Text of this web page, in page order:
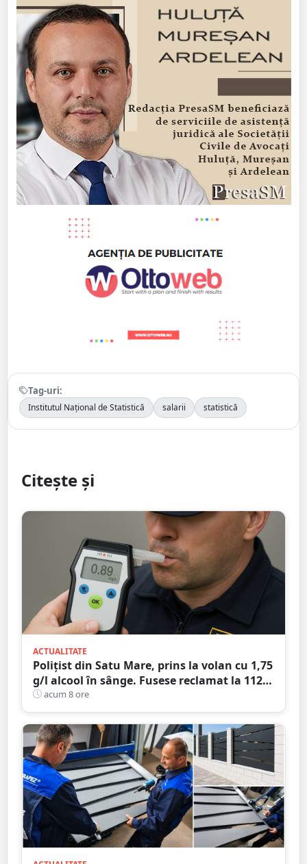
Tag-uri:
Institutul Național de Statistică salarii statistică
Citește și
ACTUALITATE
Polițist din Satu Mare, prins la volan cu 1,75
g/l alcool în sânge. Fusese reclamat la 112
că circula pe contrasens
acum 8 ore